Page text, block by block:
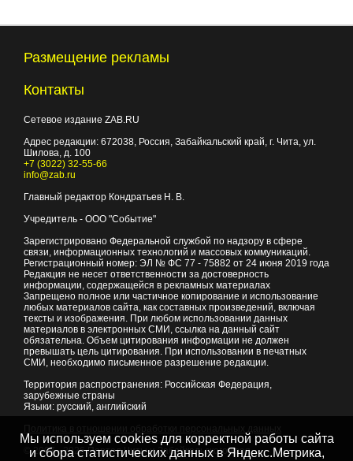
Размещение рекламы
Контакты
Сетевое издание ZAB.RU
Адрес редакции: 672038, Россия, Забайкальский край, г. Чита, ул.
Шилова, д. 100
+7 (3022) 32-55-66
info@zab.ru
Главный редактор Кондратьев Н. В.
Учредитель - ООО "Событие"
Зарегистрировано Федеральной службой по надзору в сфере
связи, информационных технологий и массовых коммуникаций.
Регистрационный номер: ЭЛ № ФС 77 - 75882 от 24 июня 2019 года
Редакция не несет ответственности за достоверность
информации, содержащейся в рекламных материалах
Запрещено полное или частичное копирование и использование
любых материалов сайта, как составных произведений, включая
тексты и изображения. При любом использовании данных
материалов в электронных СМИ, ссылка на данный сайт
обязательна. Объем цитирования информации не должен
превышать цель цитирования. При использовании в печатных
СМИ, необходимо письменное разрешение редакции.
Территория распространения: Российская Федерация,
зарубежные страны
Языки: русский, английский
© 2007 - 2026Портал Читы и Забайкальского края
Мы используем cookies для корректной работы сайта
и сбора статистических данных в Яндекс.Метрика,